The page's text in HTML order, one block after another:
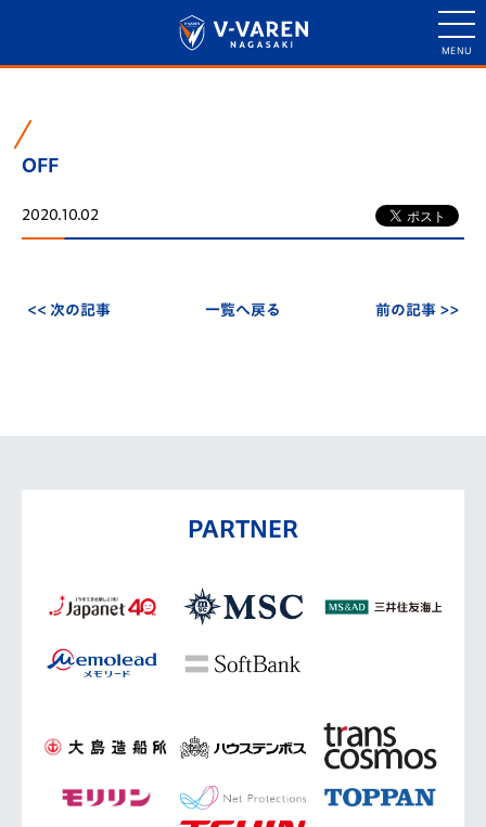
OFF
2020.10.02
<< 次の記事 一覧へ戻る 前の記事 >>
PARTNER